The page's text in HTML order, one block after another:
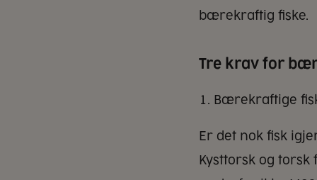
bærekraftig fiske.
Tre krav for
Bærekraftige
Er det nok fisk
Kysttorsk og torsk